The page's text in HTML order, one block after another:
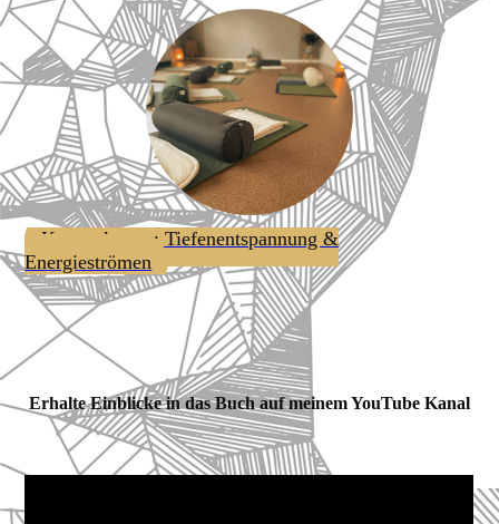
Kennenlernen: Tiefenentspannung &
Energieströmen
Erhalte Einblicke in das Buch auf meinem YouTube Kanal